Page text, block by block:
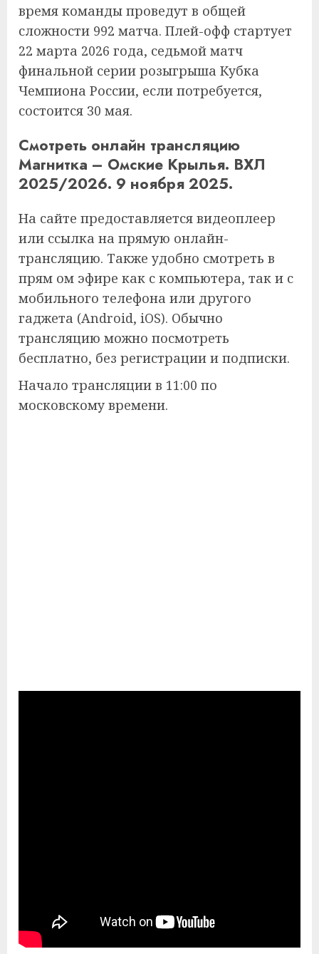
время команды проведут в общей
сложности 992 матча. Плей-офф стартует
22 марта 2026 года, седьмой матч
финальной серии розыгрыша Кубка
Чемпиона России, если потребуется,
состоится 30 мая.
Смотреть онлайн трансляцию
Магнитка – Омские Крылья. ВХЛ
2025/2026. 9 ноября 2025.
На сайте предоставляется видеоплеер
или ссылка на прямую онлайн-
трансляцию. Также удобно смотреть в
прям ом эфире как с компьютера, так и с
мобильного телефона или другого
гаджета (Android, iOS). Обычно
трансляцию можно посмотреть
бесплатно, без регистрации и подписки.
Начало трансляции в 11:00 по
московскому времени.